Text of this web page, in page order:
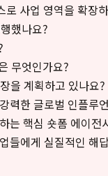
사업 영역을 확장
했나요?
무엇인가요?
을 계획하고 있나요?
력한 글로벌 인플루
는 핵심 숏폼 에이
들에게 실질적인 해